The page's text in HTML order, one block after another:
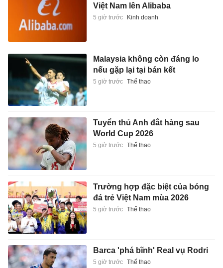
Việt Nam lên Alibaba
5 giờ trước Kinh doanh
Malaysia không còn đáng lo
nếu gặp lại tại bán kết
5 giờ trước Thể thao
Tuyển thủ Anh đắt hàng sau
World Cup 2026
5 giờ trước Thể thao
Trường hợp đặc biệt của bóng
đá trẻ Việt Nam mùa 2026
5 giờ trước Thể thao
Barca 'phá bĩnh' Real vụ Rodri
5 giờ trước Thể thao